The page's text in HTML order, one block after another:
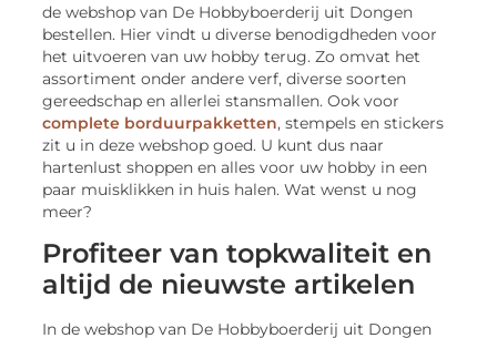
de webshop van De Hobbyboerderij uit Dongen
bestellen. Hier vindt u diverse benodigdheden voor
het uitvoeren van uw hobby terug. Zo omvat het
assortiment onder andere verf, diverse soorten
gereedschap en allerlei stansmallen. Ook voor
complete borduurpakketten, stempels en stickers
zit u in deze webshop goed. U kunt dus naar
hartenlust shoppen en alles voor uw hobby in een
paar muisklikken in huis halen. Wat wenst u nog
meer?
Profiteer van topkwaliteit en
altijd de nieuwste artikelen
In de webshop van De Hobbyboerderij uit Dongen